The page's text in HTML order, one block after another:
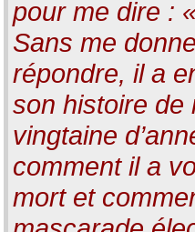
pour me dire :
Sans me
répondre, il a
son histoire de
vingtaine
comment il a
mort et